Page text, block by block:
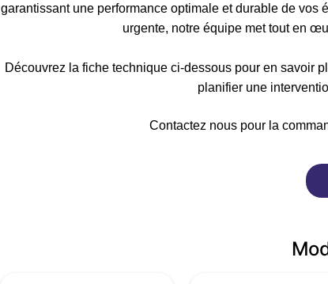
garantissant une performance optimale et durable de vos
urgente, notre équipe met tout en
Découvrez la fiche technique ci-dessous pour en savoir
planifier une
Contactez nous pour la